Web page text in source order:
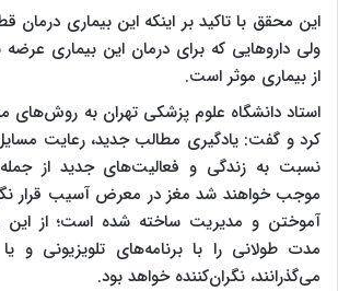
این محقق با تاکید بر اینکه این بیماری درمان
ولی داروهایی که برای درمان این بیماری
از بیماری موثر است.
استاد دانشگاه علوم پزشکی تهران به روش‌های
کرد و گفت: یادگیری مطالب جدید، رعایت
نسبت به زندگی و فعالیت‌های جدید از
موجب خواهند شد مغز در معرض آسیب قرار
آموختن و مدیریت ساخته شده است؛ از این
مدت طولانی را با برنامه‌های تلویزیونی و
می‌گذرانند، نگران‌کننده خواهد بود.